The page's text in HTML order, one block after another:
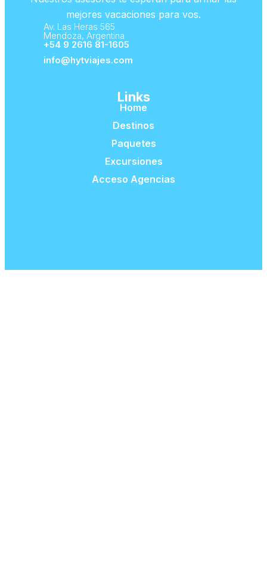
mejores vacaciones para vos.
Av. Las Heras 565
Mendoza, Argentina
+54 9 2616 81-1605
info@hytviajes.com
Links
Home
Destinos
Paquetes
Excursiones
Acceso Agencias